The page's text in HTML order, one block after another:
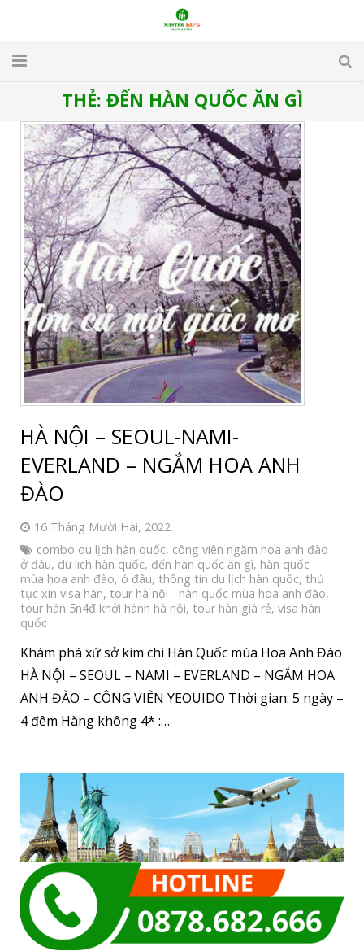
TRANG CHỦ
GIỚI THIỆU
DU LỊCH
DU HỌC
VISA
APARTMENT & HOTEL
TUYỂN DỤNG
LIÊN HỆ
THẺ: ĐẾN HÀN QUỐC ĂN GÌ
HÀ NỘI – SEOUL-NAMI-
EVERLAND – NGẮM HOA ANH
ĐÀO
16 Tháng Mười Hai, 2022
combo du lịch hàn quốc, công viên ngăm hoa anh đào
ở đâu, du lich hàn quốc, đến hàn quốc ăn gì, hàn quốc
mùa hoa anh đào, ở đâu, thông tin du lịch hàn quốc, thủ
tục xin visa hàn, tour hà nội - hàn quốc mùa hoa anh đào,
tour hàn 5n4đ khởi hành hà nội, tour hàn giá rẻ, visa hàn
quốc
Khám phá xứ sở kim chi Hàn Quốc mùa Hoa Anh Đào
HÀ NỘI – SEOUL – NAMI – EVERLAND – NGẮM HOA
ANH ĐÀO – CÔNG VIÊN YEOUIDO Thời gian: 5 ngày –
4 đêm Hàng không 4* :…